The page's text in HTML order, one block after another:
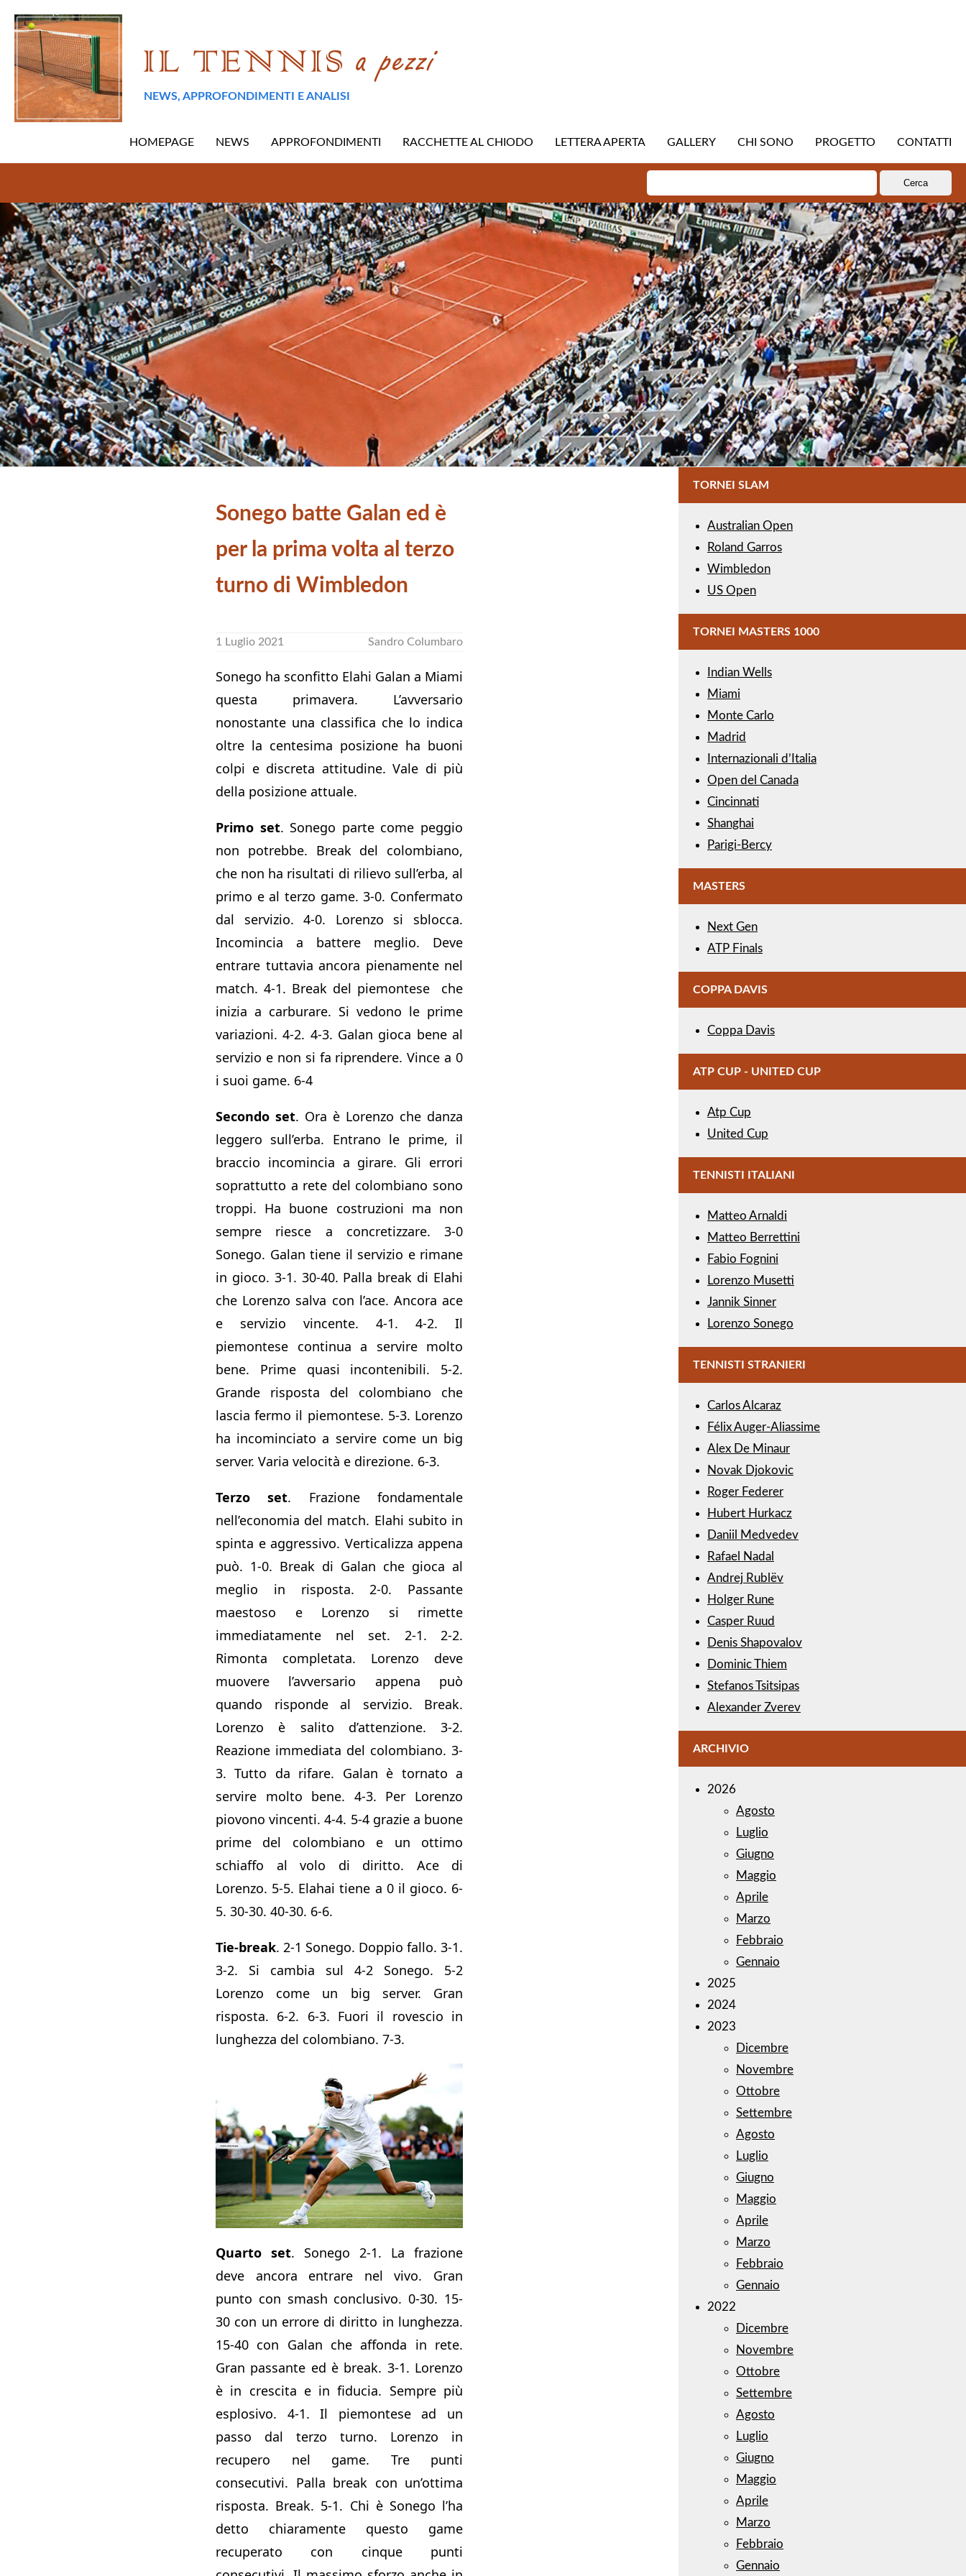
NEWS, APPROFONDIMENTI E ANALISI
HOMEPAGE NEWS APPROFONDIMENTI RACCHETTE AL CHIODO LETTERA APERTA GALLERY CHI SONO PROGETTO CONTATTI
per:
Sonego batte Galan ed è
per la prima volta al terzo
turno di Wimbledon
1 Luglio 2021 Sandro Columbaro
Sonego ha sconfitto Elahi Galan a Miami
questa primavera. L’avversario
nonostante una classifica che lo indica
oltre la centesima posizione ha buoni
colpi e discreta attitudine. Vale di più
della posizione attuale.
Primo set. Sonego parte come peggio
non potrebbe. Break del colombiano,
che non ha risultati di rilievo sull’erba, al
primo e al terzo game. 3-0. Confermato
dal servizio. 4-0. Lorenzo si sblocca.
Incomincia a battere meglio. Deve
entrare tuttavia ancora pienamente nel
match. 4-1. Break del piemontese che
inizia a carburare. Si vedono le prime
variazioni. 4-2. 4-3. Galan gioca bene al
servizio e non si fa riprendere. Vince a 0
i suoi game. 6-4
Secondo set. Ora è Lorenzo che danza
leggero sull’erba. Entrano le prime, il
braccio incomincia a girare. Gli errori
soprattutto a rete del colombiano sono
troppi. Ha buone costruzioni ma non
sempre riesce a concretizzare. 3-0
Sonego. Galan tiene il servizio e rimane
in gioco. 3-1. 30-40. Palla break di Elahi
che Lorenzo salva con l’ace. Ancora ace
e servizio vincente. 4-1. 4-2. Il
piemontese continua a servire molto
bene. Prime quasi incontenibili. 5-2.
Grande risposta del colombiano che
lascia fermo il piemontese. 5-3. Lorenzo
ha incominciato a servire come un big
server. Varia velocità e direzione. 6-3.
Terzo set. Frazione fondamentale
nell’economia del match. Elahi subito in
spinta e aggressivo. Verticalizza appena
può. 1-0. Break di Galan che gioca al
meglio in risposta. 2-0. Passante
maestoso e Lorenzo si rimette
immediatamente nel set. 2-1. 2-2.
Rimonta completata. Lorenzo deve
muovere l’avversario appena può
quando risponde al servizio. Break.
Lorenzo è salito d’attenzione. 3-2.
Reazione immediata del colombiano. 3-
3. Tutto da rifare. Galan è tornato a
servire molto bene. 4-3. Per Lorenzo
piovono vincenti. 4-4. 5-4 grazie a buone
prime del colombiano e un ottimo
schiaffo al volo di diritto. Ace di
Lorenzo. 5-5. Elahai tiene a 0 il gioco. 6-
5. 30-30. 40-30. 6-6.
Tie-break. 2-1 Sonego. Doppio fallo. 3-1.
3-2. Si cambia sul 4-2 Sonego. 5-2
Lorenzo come un big server. Gran
risposta. 6-2. 6-3. Fuori il rovescio in
lunghezza del colombiano. 7-3.
Quarto set. Sonego 2-1. La frazione
deve ancora entrare nel vivo. Gran
punto con smash conclusivo. 0-30. 15-
30 con un errore di diritto in lunghezza.
15-40 con Galan che affonda in rete.
Gran passante ed è break. 3-1. Lorenzo
è in crescita e in fiducia. Sempre più
esplosivo. 4-1. Il piemontese ad un
passo dal terzo turno. Lorenzo in
recupero nel game. Tre punti
consecutivi. Palla break con un’ottima
risposta. Break. 5-1. Chi è Sonego l’ha
detto chiaramente questo game
recuperato con cinque punti
TORNEI SLAM
Australian Open
Roland Garros
Wimbledon
US Open
TORNEI MASTERS 1000
Indian Wells
Miami
Monte Carlo
Madrid
Internazionali d’Italia
Open del Canada
Cincinnati
Shanghai
Parigi-Bercy
MASTERS
Next Gen
ATP Finals
COPPA DAVIS
Coppa Davis
ATP CUP - UNITED CUP
Atp Cup
United Cup
TENNISTI ITALIANI
Matteo Arnaldi
Matteo Berrettini
Fabio Fognini
Lorenzo Musetti
Jannik Sinner
Lorenzo Sonego
TENNISTI STRANIERI
Carlos Alcaraz
Félix Auger-Aliassime
Alex De Minaur
Novak Djokovic
Roger Federer
Hubert Hurkacz
Daniil Medvedev
Rafael Nadal
Andrej Rublëv
Holger Rune
Casper Ruud
Denis Shapovalov
Dominic Thiem
Stefanos Tsitsipas
Alexander Zverev
ARCHIVIO
2026
Agosto
Luglio
Giugno
Maggio
Aprile
Marzo
Febbraio
Gennaio
2025
2024
2023
Dicembre
Novembre
Ottobre
Settembre
Agosto
Luglio
Giugno
Maggio
Aprile
Marzo
Febbraio
Gennaio
2022
Dicembre
Novembre
Ottobre
Settembre
Agosto
Luglio
Giugno
Maggio
Aprile
Marzo
Febbraio
Gennaio